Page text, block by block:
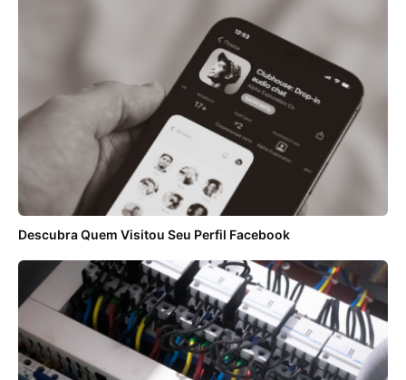
Descubra Quem Visitou Seu Perfil Facebook